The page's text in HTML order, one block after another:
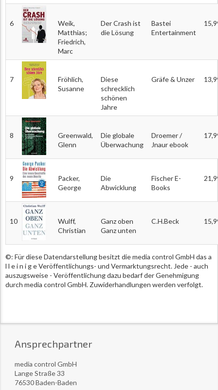
6
Weik,
Matthias;
Friedrich,
Marc
Der Crash ist
die Lösung
Bastei
Entertainment
7
Fröhlich,
Susanne
Diese
schrecklich
schönen
Jahre
Gräfe & Unzer
8
Greenwald,
Glenn
Die globale
Überwachung
Droemer /
Jnaur ebook
9
Packer,
George
Die
Abwicklung
Fischer E-
Books
10
Wulff,
Christian
Ganz oben
Ganz unten
C.H.Beck
©: Für diese Datendarstellung besitzt die media control GmbH das a
l l e i n i g e Veröffentlichungs- und Vermarktungsrecht. Jede - auch
auszugsweise - Veröffentlichung dazu bedarf der Genehmigung
durch media control GmbH. Zuwiderhandlungen werden verfolgt.
Ansprechpartner
media control GmbH
Lange Straße 33
76530 Baden-Baden